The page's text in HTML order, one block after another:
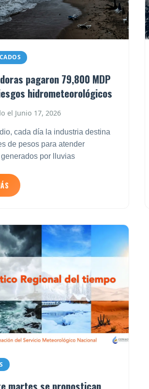
pagaron 79,800 MDP
hidrometeorológicos
el Junio 17, 2026
cada día la industria destina
de pesos para atender
por lluvias